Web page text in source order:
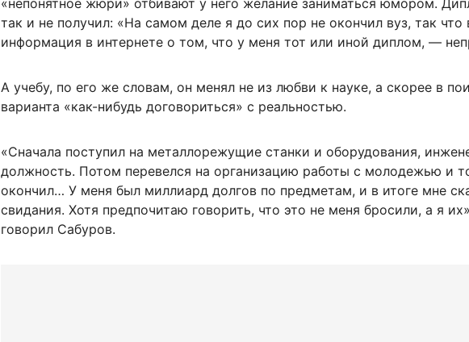
«непонятное жюри» отбивают у него желание заниматься юмором.
так и не получил: «На самом деле я до сих пор не окончил вуз, так что
информация в интернете о том, что у меня тот или иной диплом, —
А учебу, по его же словам, он менял не из любви к науке, а скорее в
варианта «как-нибудь договориться» с реальностью.
«Сначала поступил на металлорежущие станки и оборудования,
должность. Потом перевелся на организацию работы с молодежью и
окончил… У меня был миллиард долгов по предметам, и в итоге мне
свидания. Хотя предпочитаю говорить, что это не меня бросили, а я
говорил Сабуров.